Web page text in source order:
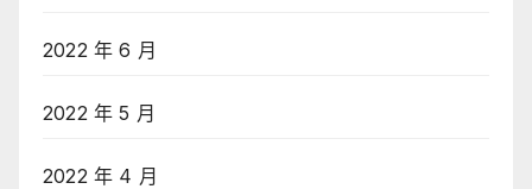
2022 年 6 月
2022 年 5 月
2022 年 4 月